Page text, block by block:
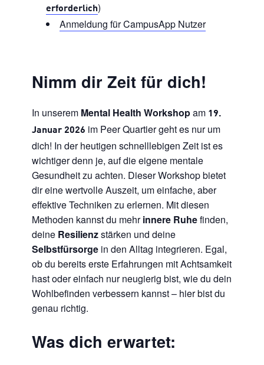
erforderlich)
Anmeldung für CampusApp Nutzer
Nimm dir Zeit für dich!
In unserem Mental Health Workshopam 19.
Januar 2026 im Peer Quartier geht es nur um
dich! In der heutigen schnelllebigen Zeit ist es
wichtiger denn je, auf die eigene mentale
Gesundheit zu achten. Dieser Workshop bietet
dir eine wertvolle Auszeit, um einfache, aber
effektive Techniken zu erlernen. Mit diesen
Methoden kannst du mehrinnere Ruhefinden,
deine Resilienzstärken und deine
Selbstfürsorge in den Alltag integrieren. Egal,
ob du bereits erste Erfahrungen mit Achtsamkeit
hast oder einfach nur neugierig bist, wie du dein
Wohlbefinden verbessern kannst – hier bist du
genau richtig.
Was dich erwartet: